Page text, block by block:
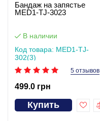
Бандаж на запястье
MED1-TJ-3023
В наличии
Код товара: MED1-TJ-
302(3)
5 отзывов
499.0 грн
Купить